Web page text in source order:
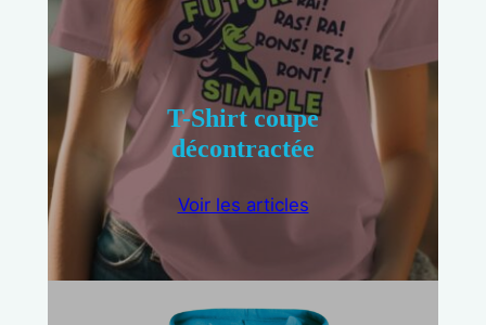
T-Shirt coupe
décontractée
Voir les articles